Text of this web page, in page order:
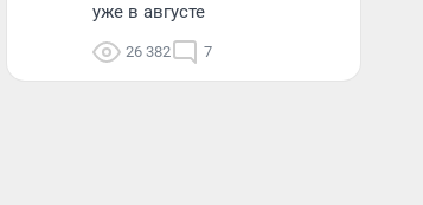
уже в августе
26 382 7